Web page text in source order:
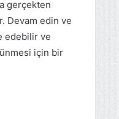
gerçekten
Devam edin ve
edebilir ve
için bir